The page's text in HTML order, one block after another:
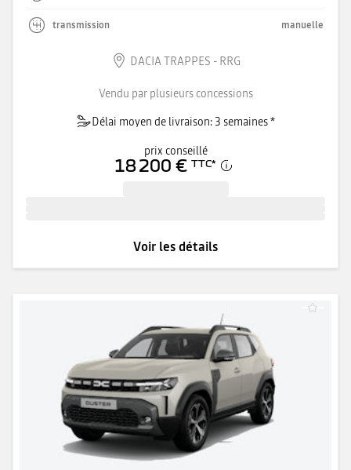
transmission manuelle
DACIA TRAPPES - RRG
Vendu par plusieurs concessions
Délai moyen de livraison: 3 semaines *
prix conseillé
18 200 € TTC*
Voir les détails